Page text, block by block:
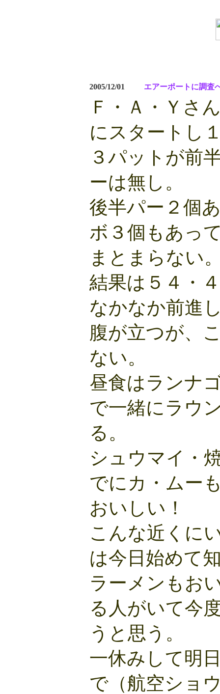
2005/12/01 エアーポートに調査
Ｆ・Ａ・Ｙさ
にスタートし
３パットが前
ーは無し。
後半パー２個
ボ３個もあっ
まとまらない
結果は５４・
なかなか前進
腹が立つが、
ない。
昼食はランナ
で一緒にラウ
る。
シュウマイ・
でにカ・ムー
おいしい！
こんな近くに
は今日始めて
ラーメンもお
る人がいて今
うと思う。
一休みして明
で（航空ショ